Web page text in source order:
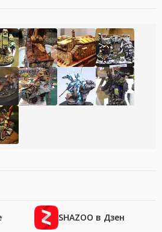
SHAZOO в Дзен